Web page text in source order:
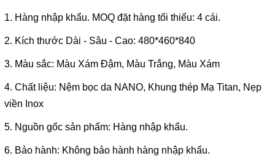
1. Hàng nhập khẩu. MOQ đặt hàng tối thiểu: 4 cái.
2. Kích thước Dài - Sâu - Cao: 480*460*840
3. Màu sắc: Màu Xám Đậm, Màu Trắng, Màu Xám
4. Chất liệu: Nệm bọc da NANO, Khung thép Mạ Titan, Nẹp
viền Inox
5. Nguồn gốc sản phẩm: Hàng nhập khẩu.
6. Bảo hành: Không bảo hành hàng nhập khẩu.